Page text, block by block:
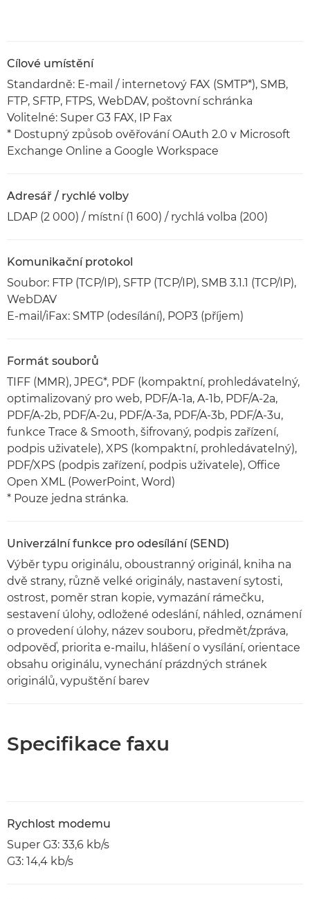
Cílové umístění
Standardně: E-mail / internetový FAX (SMTP*), SMB,
FTP, SFTP, FTPS, WebDAV, poštovní schránka
Volitelné: Super G3 FAX, IP Fax
* Dostupný způsob ověřování OAuth 2.0 v Microsoft
Exchange Online a Google Workspace
Adresář / rychlé volby
LDAP (2 000) / místní (1 600) / rychlá volba (200)
Komunikační protokol
Soubor: FTP (TCP/IP), SFTP (TCP/IP), SMB 3.1.1 (TCP/IP),
WebDAV
E-mail/iFax: SMTP (odesílání), POP3 (příjem)
Formát souborů
TIFF (MMR), JPEG*, PDF (kompaktní, prohledávatelný,
optimalizovaný pro web, PDF/A-1a, A-1b, PDF/A-2a,
PDF/A-2b, PDF/A-2u, PDF/A-3a, PDF/A-3b, PDF/A-3u,
funkce Trace & Smooth, šifrovaný, podpis zařízení,
podpis uživatele), XPS (kompaktní, prohledávatelný),
PDF/XPS (podpis zařízení, podpis uživatele), Office
Open XML (PowerPoint, Word)
* Pouze jedna stránka.
Univerzální funkce pro odesílání (SEND)
Výběr typu originálu, oboustranný originál, kniha na
dvě strany, různě velké originály, nastavení sytosti,
ostrost, poměr stran kopie, vymazání rámečku,
sestavení úlohy, odložené odeslání, náhled, oznámení
o provedení úlohy, název souboru, předmět/zpráva,
odpověď, priorita e-mailu, hlášení o vysílání, orientace
obsahu originálu, vynechání prázdných stránek
originálů, vypuštění barev
Specifikace faxu
Rychlost modemu
Super G3: 33,6 kb/s
G3: 14,4 kb/s